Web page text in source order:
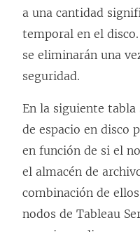
a una cantidad
temporal en el
se eliminarán una
seguridad.
En la siguiente
de espacio en disco
en función de si el
el almacén de
combinación de
nodos de Tableau